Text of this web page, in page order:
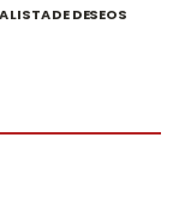
LISTA DE DESEOS